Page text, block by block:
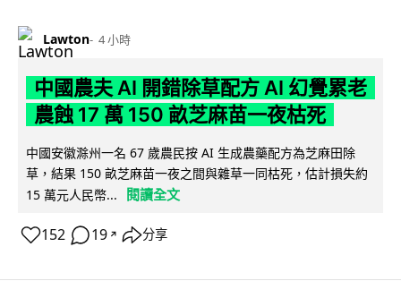
Lawton 4 小時
中國農夫 AI 開錯除草配方 AI 幻覺累老
農蝕 17 萬 150 畝芝麻苗一夜枯死
中國安徽滁州一名 67 歲農民按 AI 生成農藥配方為芝麻田除
草，結果 150 畝芝麻苗一夜之間與雜草一同枯死，估計損失約
15 萬元人民幣...
閱讀全文
152 19 ↗ 分享